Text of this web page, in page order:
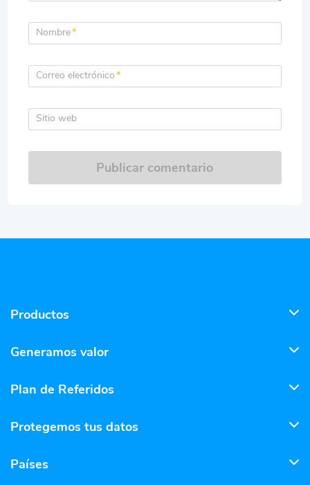
Nombre*
Correo electrónico*
Sitio web
Publicar comentario
Productos
Generamos valor
Plan de Referidos
Protegemos tus datos
Países